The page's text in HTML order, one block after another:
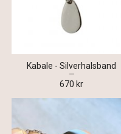
Kabale - Silverhalsband
670 kr